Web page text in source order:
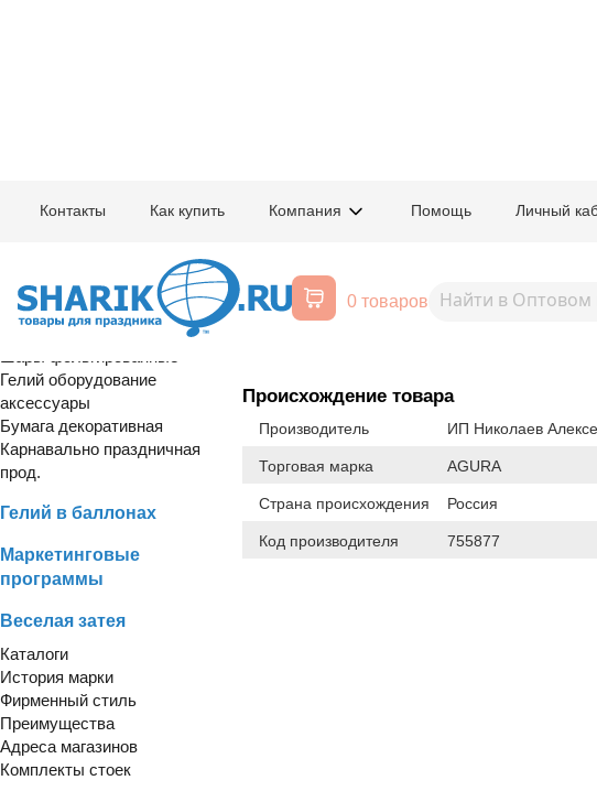
Контакты Как купить Компания Помощь Личный
0 товаров
Расширенный поиск
Шары латексные
Гелий оборудование
аксессуары
Бумага декоративная
Карнавально праздничная
прод.
Гелий в баллонах
Маркетинговые
программы
Веселая затея
Каталоги
История марки
Фирменный стиль
Преимущества
Адреса магазинов
Комплекты стоек
1204-1016
Металлик Red
Происхождение товара
Производитель ИП Николаев
Торговая марка AGURA
Страна происхождения Россия
Код производителя 755877